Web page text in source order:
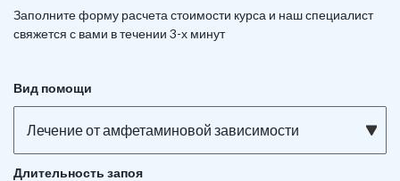
Заполните форму расчета стоимости курса и наш специалист
свяжется с вами в течении 3-х минут
Вид помощи
Лечение от амфетаминовой зависимости
Длительность запоя